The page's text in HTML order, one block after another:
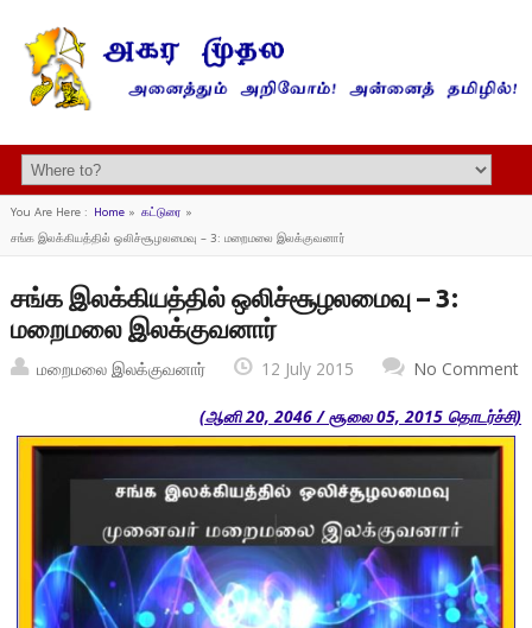
You Are Here : Home» கட்டுரை »
சங்க இலக்கியத்தில் ஒலிச்சூழலமைவு – 3: மறைமலை இலக்குவனார்
சங்க இலக்கியத்தில் ஒலிச்சூழலமைவு – 3:
மறைமலை இலக்குவனார்
மறைமலை இலக்குவனார் 12 July 2015 No Comment
(ஆனி 20, 2046 / சூலை 05, 2015 தொடர்ச்சி)